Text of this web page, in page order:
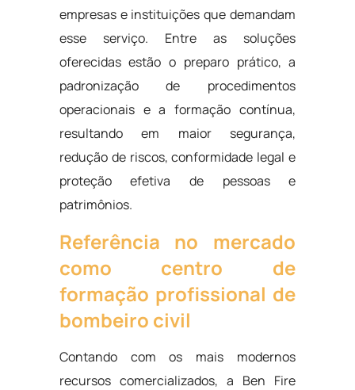
empresas e instituições que demandam
esse serviço. Entre as soluções
oferecidas estão o preparo prático, a
padronização de procedimentos
operacionais e a formação contínua,
resultando em maior segurança,
redução de riscos, conformidade legal e
proteção efetiva de pessoas e
patrimônios.
Referência no mercado
como centro de
formação profissional de
bombeiro civil
Contando com os mais modernos
recursos comercializados, a Ben Fire